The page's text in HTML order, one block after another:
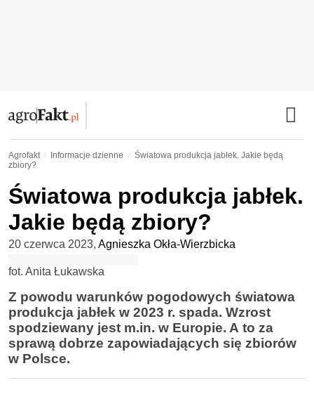
Agrofakt Informacje dzienne
Światowa produkcja jabłek. Jakie będą
zbiory?
Światowa produkcja jabłek.
Jakie będą zbiory?
20 czerwca 2023, Agnieszka Okła-Wierzbicka
fot. Anita Łukawska
Z powodu warunków pogodowych światowa
produkcja jabłek w 2023 r. spada. Wzrost
spodziewany jest m.in. w Europie. A to za
sprawą dobrze zapowiadających się zbiorów
w Polsce.